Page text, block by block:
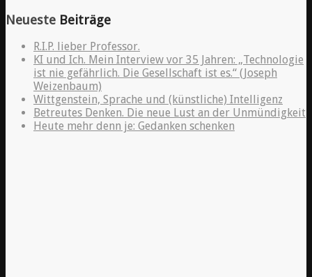
Neueste Beiträge
R.I.P. lieber Professor.
KI und Ich. Mein Interview vor 35 Jahren: „Technologie
ist nie gefährlich. Die Gesellschaft ist es.“ (Joseph
Weizenbaum)
Wittgenstein, Sprache und (künstliche) Intelligenz
Betreutes Denken. Die neue Lust an der Unmündigkeit
Heute mehr denn je: Gedanken schenken